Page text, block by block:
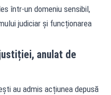
într-un domeniu sensibil,
judiciar și funcționarea
anulat de
au admis acțiunea depusă